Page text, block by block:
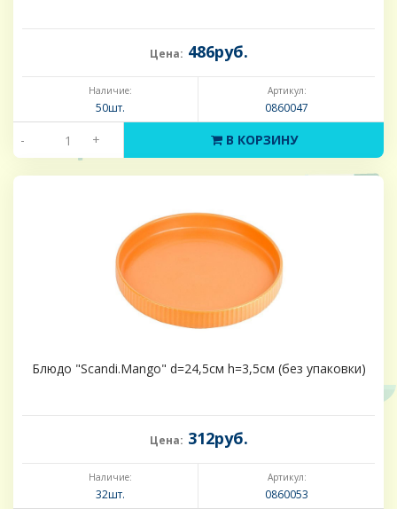
Цена: 486руб.
Наличие:
50шт.
Артикул:
0860047
- + В КОРЗИНУ
Блюдо "Scandi.Mango" d=24,5см h=3,5см (без упаковки)
Цена: 312руб.
Наличие:
32шт.
Артикул:
0860053